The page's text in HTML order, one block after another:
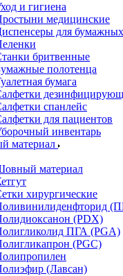
и гигиена
медицинские
для
бритвенные
полотенца
бумага
спанлейс
для пациентов
инвентарь
материал
материал
хирургические
(PDX)
ПГА (PGA)
(PGC)
(Лавсан)